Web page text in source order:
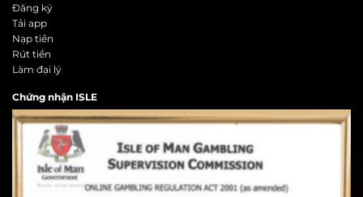
Đăng ký
Tải app
Nạp tiền
Rút tiền
Làm đại lý
Chứng nhận ISLE